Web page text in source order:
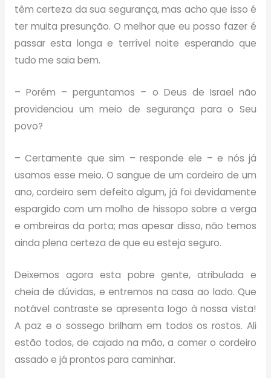
têm certeza da sua segurança, mas acho que isso é
ter muita presunção. O melhor que eu posso fazer é
passar esta longa e terrível noite esperando que
tudo me saia bem.
– Porém – perguntamos – o Deus de Israel não
providenciou um meio de segurança para o Seu
povo?
– Certamente que sim – responde ele – e nós já
usamos esse meio. O sangue de um cordeiro de um
ano, cordeiro sem defeito algum, já foi devidamente
espargido com um molho de hissopo sobre a verga
e ombreiras da porta; mas apesar disso, não temos
ainda plena certeza de que eu esteja seguro.
Deixemos agora esta pobre gente, atribulada e
cheia de dúvidas, e entremos na casa ao lado. Que
notável contraste se apresenta logo à nossa vista!
A paz e o sossego brilham em todos os rostos. Ali
estão todos, de cajado na mão, a comer o cordeiro
assado e já prontos para caminhar.